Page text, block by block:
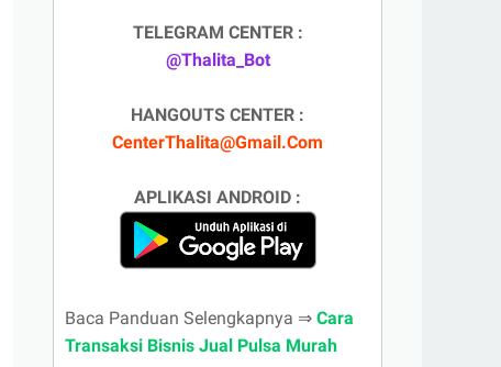
TELEGRAM CENTER :
@Thalita_Bot
HANGOUTS CENTER :
CenterThalita@Gmail.Com
APLIKASI ANDROID :
Baca Panduan Selengkapnya ⇒ Cara
Transaksi Bisnis Jual Pulsa Murah